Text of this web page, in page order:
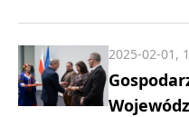
2025-02-01,